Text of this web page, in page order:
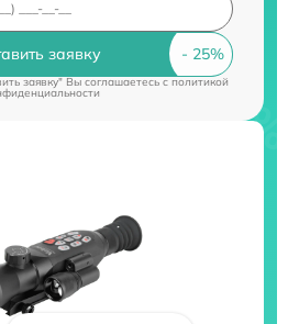
заявку
заявку" Вы соглашаетесь cполитикой